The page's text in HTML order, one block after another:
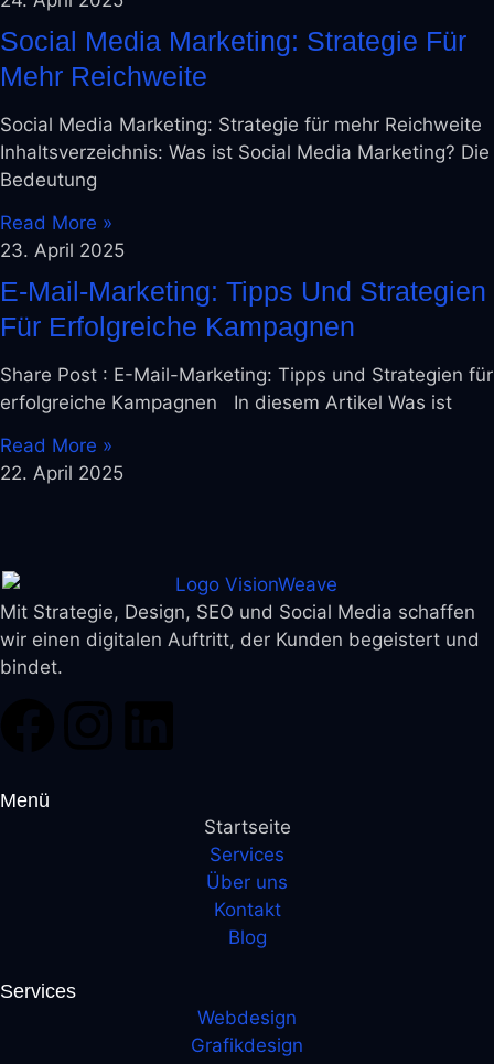
Social Media Marketing: Strategie Für
Mehr Reichweite
Social Media Marketing: Strategie für mehr Reichweite
Inhaltsverzeichnis: Was ist Social Media Marketing? Die
Bedeutung
Read More »
23. April 2025
E-Mail-Marketing: Tipps Und Strategien
Für Erfolgreiche Kampagnen
Share Post : E-Mail-Marketing: Tipps und Strategien für
erfolgreiche Kampagnen In diesem Artikel Was ist
Read More »
22. April 2025
Mit Strategie, Design, SEO und Social Media schaffen
wir einen digitalen Auftritt, der Kunden begeistert und
bindet.
Menü
Startseite
Services
Über uns
Kontakt
Blog
Services
Webdesign
Grafikdesign